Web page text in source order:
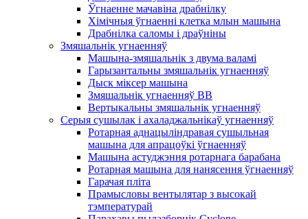
Ўгнаенне мачавіна драбнілку
Хімічныя ўгнаенні клетка млын машына
Драбнілка саломы і драўніны
Змяшальнік угнаенняў
Машына-змяшальнік з двума валамі
Гарызантальны змяшальнік угнаенняў
Дыск міксер машына
Змяшальнік угнаенняў BB
Вертыкальны змяшальнік угнаенняў
Серыя сушылак і ахаладжальнікаў угнаенняў
Ротарная аднацыліндравая сушыльная
машына для апрацоўкі ўгнаенняў
Машына астуджэння ротарнага барабана
Ротарная машына для нанясення ўгнаенняў
Гарачая пліта
Прамысловы вентылятар з высокай
тэмпературай